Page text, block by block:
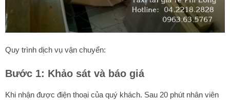
Quy trình dịch vụ vận chuyển:
Bước 1: Khảo sát và báo giá
Khi nhận được điện thoại của quý khách. Sau 20 phút nhân viên